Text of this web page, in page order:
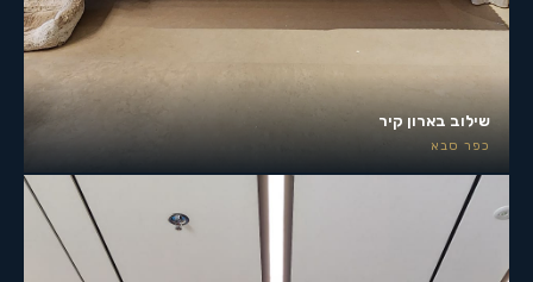
שילוב בארון קיר
כפר סבא